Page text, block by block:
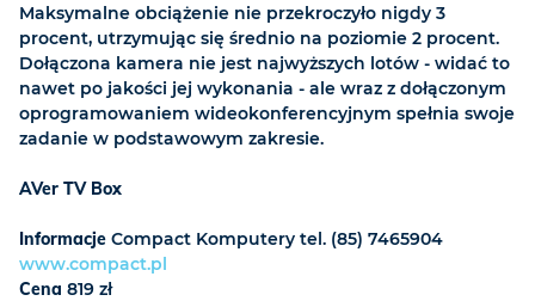
Maksymalne obciążenie nie przekroczyło nigdy 3
procent, utrzymując się średnio na poziomie 2 procent.
Dołączona kamera nie jest najwyższych lotów - widać to
nawet po jakości jej wykonania - ale wraz z dołączonym
oprogramowaniem wideokonferencyjnym spełnia swoje
zadanie w podstawowym zakresie.
AVer TV Box
Informacje Compact Komputery tel. (85) 7465904
www.compact.pl
Cena 819 zł